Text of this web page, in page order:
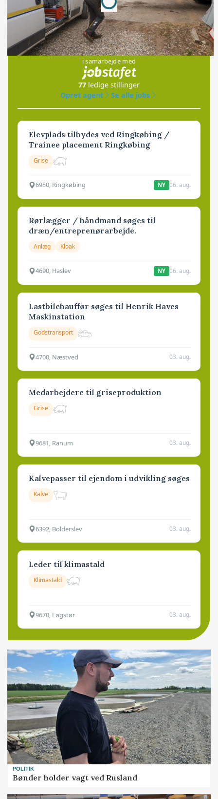
Jobs
i samarbejde med
77 ledige stillinger
Opret agent
Se alle jobs
Elevplads tilbydes ved Ringkøbing /
Trainee placement Ringkøbing
Grise
6950, Ringkøbing NY 06. aug.
Rørlægger / håndmand søges til
dræn/entreprenørarbejde.
Anlæg Kloak
4690, Haslev NY 06. aug.
Lastbilchauffør søges til Henrik Haves
Maskinstation
Godstransport
4700, Næstved 03. aug.
Medarbejdere til griseproduktion
Grise
9681, Ranum 03. aug.
Kalvepasser til ejendom i udvikling søges
Kalve
6392, Bolderslev 03. aug.
Leder til klimastald
Klimastald
9670, Løgstør 03. aug.
POLITIK
Bønder holder vagt ved Rusland